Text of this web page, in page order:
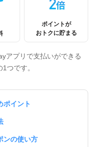
ポイントが
おトクに貯まる
アプリで支払いができる
つです。
ポイント
ンの使い方